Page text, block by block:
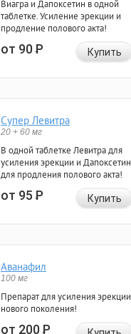
Виагра и Дапоксетин в одной
таблетке. Усиление эрекции и
продление полового акта!
от 90Р Купить
Супер Левитра
20 + 60 мг
В одной таблетке Левитра для
усиления эрекции и Дапоксетин
для продления полового акта!
от 95Р Купить
Аванафил
100 мг
Препарат для усиления эрекции
нового поколения!
от 200Р